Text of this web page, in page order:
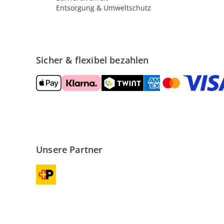
Entsorgung & Umweltschutz
Sicher & flexibel bezahlen
Unsere Partner